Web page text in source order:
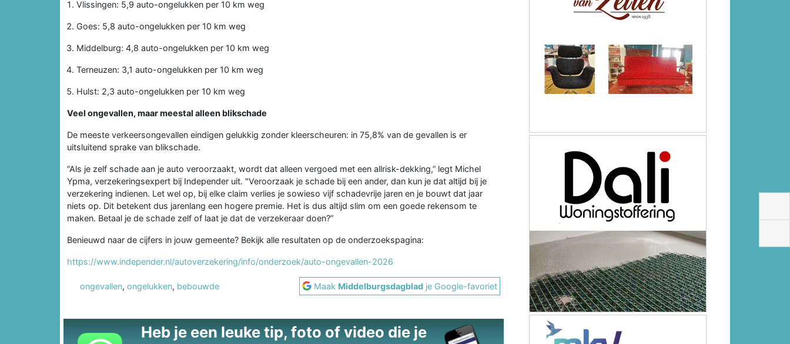
Vlissingen: 5,9 auto-ongelukken per 10 km weg
Goes: 5,8 auto-ongelukken per 10 km weg
Middelburg: 4,8 auto-ongelukken per 10 km weg
Terneuzen: 3,1 auto-ongelukken per 10 km weg
Hulst: 2,3 auto-ongelukken per 10 km weg
Veel ongevallen, maar meestal alleen blikschade
De meeste verkeersongevallen eindigen gelukkig zonder kleerscheuren: in 75,8% van de gevallen is er
uitsluitend sprake van blikschade.
“Als je zelf schade aan je auto veroorzaakt, wordt dat alleen vergoed met een allrisk-dekking,” legt Michel
Ypma, verzekeringsexpert bij Independer uit. "Veroorzaak je schade bij een ander, dan kun je dat altijd bij je
verzekering indienen. Let wel op, bij elke claim verlies je sowieso vijf schadevrije jaren en je bouwt dat jaar
niets op. Dit betekent dus jarenlang een hogere premie. Het is dus altijd slim om een goede rekensom te
maken. Betaal je de schade zelf of laat je dat de verzekeraar doen?”
Benieuwd naar de cijfers in jouw gemeente? Bekijk alle resultaten op de onderzoekspagina:
https://www.independer.nl/autoverzekering/info/onderzoek/auto-ongevallen-2026
ongevallen, ongelukken, bebouwde Maak Middelburgsdagblad je Google-favoriet
Heb je een leuke tip, foto of video die je